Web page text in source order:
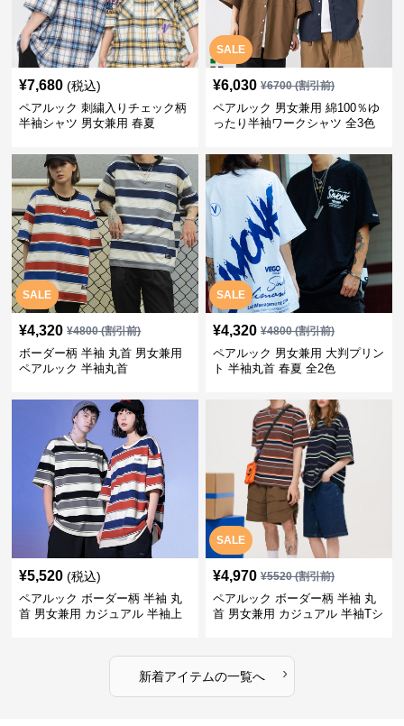
¥7,680 (税込)
ペアルック 刺繍入りチェック柄
半袖シャツ 男女兼用 春夏
SALE
¥6,030 ¥6700(割引前)
ペアルック 男女兼用 綿100％ゆ
ったり半袖ワークシャツ 全3色
SALE
¥4,320 ¥4800(割引前)
ボーダー柄 半袖 丸首 男女兼用
ペアルック 半袖丸首
SALE
¥4,320 ¥4800(割引前)
ペアルック 男女兼用 大判プリン
ト 半袖丸首 春夏 全2色
¥5,520 (税込)
ペアルック ボーダー柄 半袖 丸
首 男女兼用 カジュアル 半袖上
SALE
¥4,970 ¥5520(割引前)
ペアルック ボーダー柄 半袖 丸
首 男女兼用 カジュアル 半袖Tシ
新着アイテムの一覧へ ›